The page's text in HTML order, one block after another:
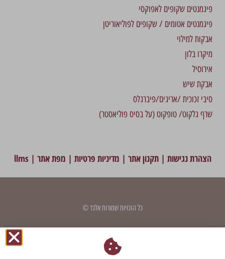
פיגמנטים שקופים לאפוקסי
פיגמנטים אטומים / שקופים לפוליאוריטן
אבקות למילוי
מיקרו בלון
אירוסיל
אבקת שיש
סיבי זכוכית /אריגים/פיברגלס
שרף גלקוט/ טופקוט (על בסיס פוליאסטר)
הצהרת נגישות |תקנון אתר | מדיניות פרטיות | מפת אתר |
llms
כל הזכויות שמורות אלגד ©